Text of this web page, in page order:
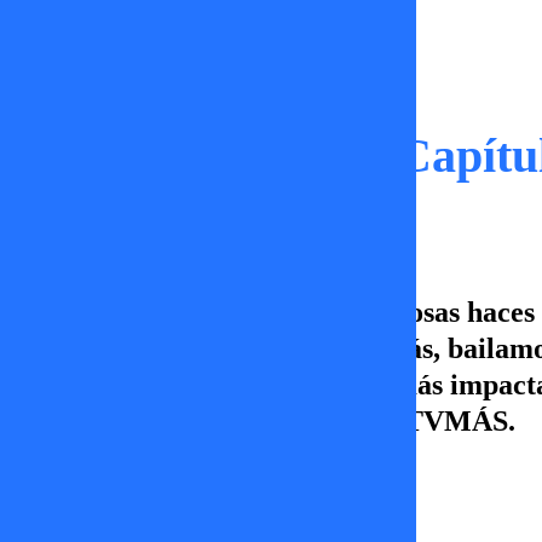
Milf de Selección |
En este capítulo de Milf: ¿Qué cosas
jugamos al “flaitómetro”. Además,
analizamos los antes y después más
viernes desde las 16:00 hrs. por TVMÁS.